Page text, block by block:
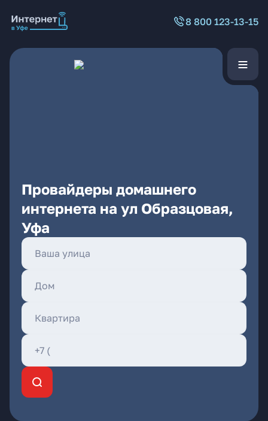
8 800 123-13-15
Провайдеры домашнего
интернета на ул Образцовая,
Уфа